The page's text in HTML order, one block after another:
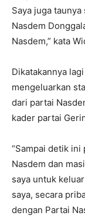
Saya juga
Nasdem
Nasdem,” kata
Dikatakannya
mengeluarkan
dari partai
kader partai
“Sampai detik ini
Nasdem dan
saya untuk
saya, secara
dengan Partai